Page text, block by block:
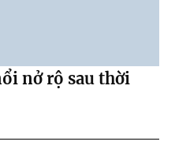
nở rộ sau thời